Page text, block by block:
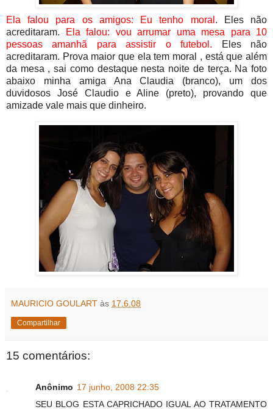
Ela falou para os amigos: Eu tenho moral . Eles não
acreditaram.
Ela falou: vou arrumar uma mesa para 10
pessoas amanhã para assistir o futebol. Eles não
acreditaram. Prova maior que ela tem moral , está que além
da mesa , sai como destaque nesta noite de terça. Na foto
abaixo minha amiga Ana Claudia (branco), um dos
duvidosos José Claudio e Aline (preto), provando que
amizade vale mais que dinheiro.
MAURICIO GOULART às 17.6.08
Compartilhar
15 comentários:
Anônimo 17 junho, 2008 22:35
SEU BLOG ESTA CAPRICHADO IGUAL AO TRATAMENTO